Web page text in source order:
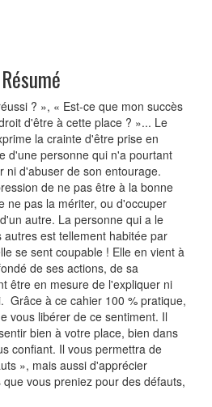
Résumé
? », « Est-ce que mon succès
d'être à cette place ? »... Le
la crainte d'être prise en
d'une personne qui n'a pourtant
ni d'abuser de son entourage.
de ne pas être à la bonne
ne pas la mériter, ou d'occuper
autre. La personne qui a le
est tellement habitée par
se sent coupable ! Elle en vient à
de ses actions, de sa
être en mesure de l'expliquer ni
Grâce à ce cahier 100 % pratique,
vous libérer de ce sentiment. Il
bien à votre place, bien dans
confiant. Il vous permettra de
», mais aussi d'apprécier
vous preniez pour des défauts,